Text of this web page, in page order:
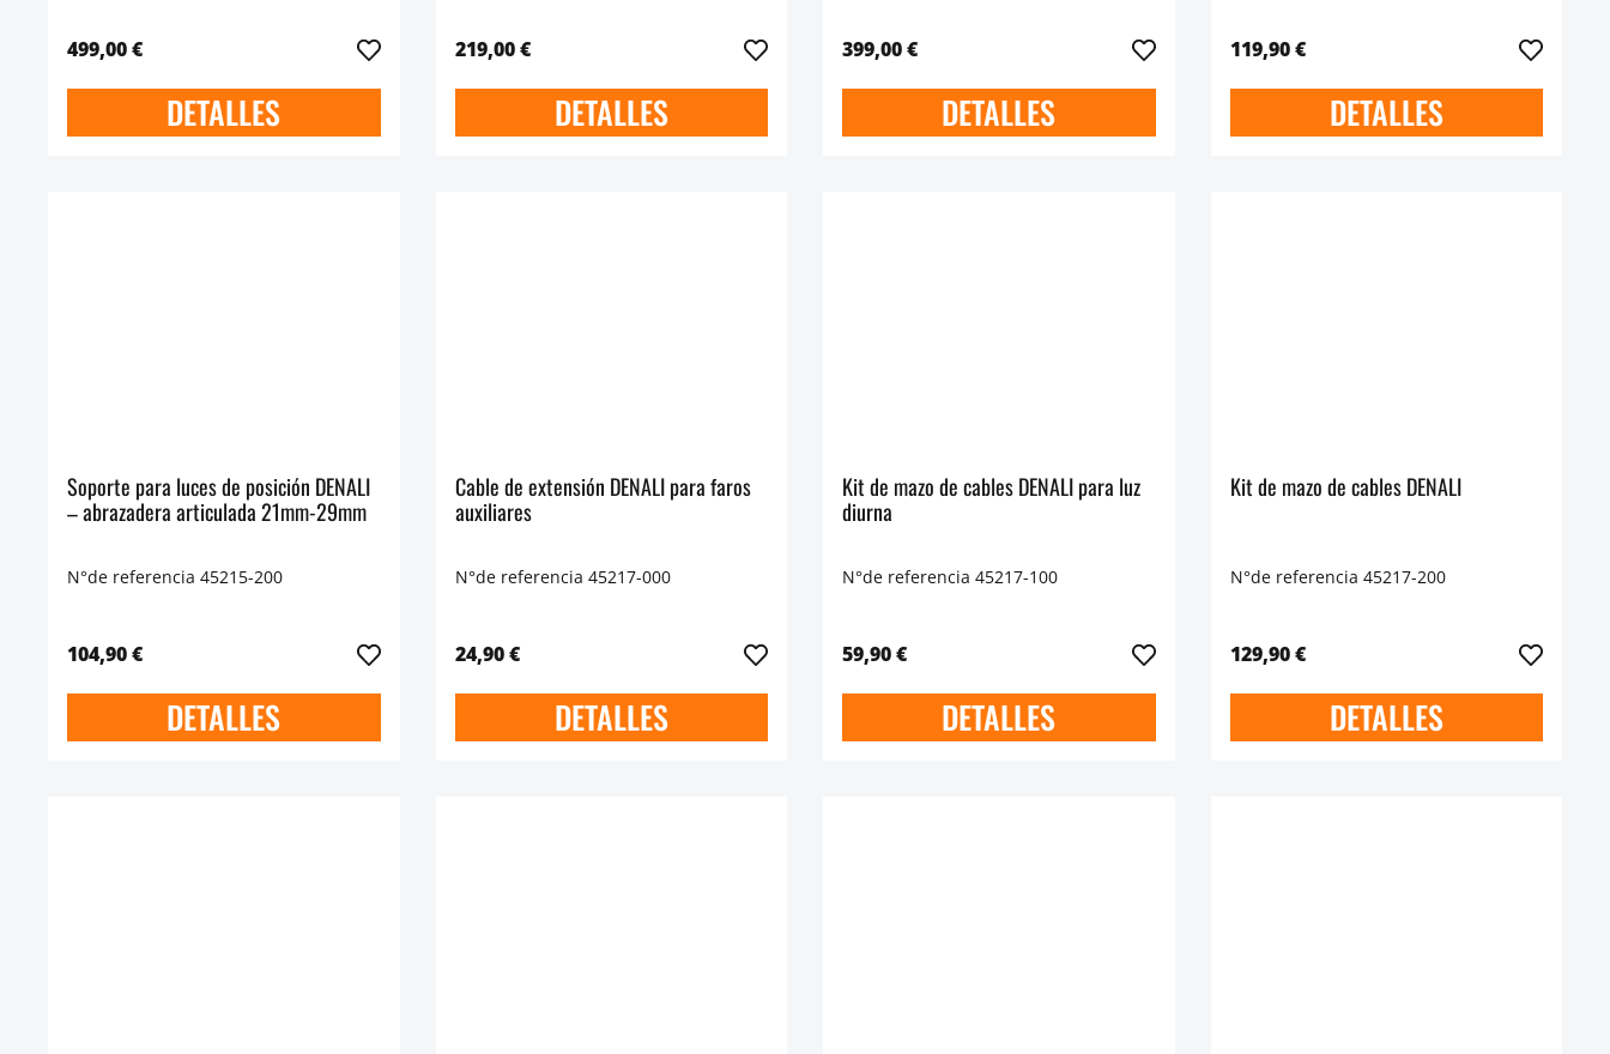
499,00 €
DETALLES
219,00 €
DETALLES
399,00 €
DETALLES
119,90 €
DETALLES
Soporte para luces de posición DENALI
– abrazadera articulada 21mm-29mm
N°de referencia 45215-200
104,90 €
DETALLES
Cable de extensión DENALI para faros
auxiliares
N°de referencia 45217-000
24,90 €
DETALLES
Kit de mazo de cables DENALI para luz
diurna
N°de referencia 45217-100
59,90 €
DETALLES
Kit de mazo de cables DENALI
N°de referencia 45217-200
129,90 €
DETALLES